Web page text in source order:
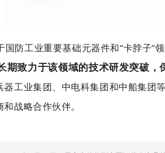
国防工业重要基础元器件和“卡脖子”
期致力于该领域的技术研发突破，
器工业集团、中电科集团和中船集团
战略合作伙伴。